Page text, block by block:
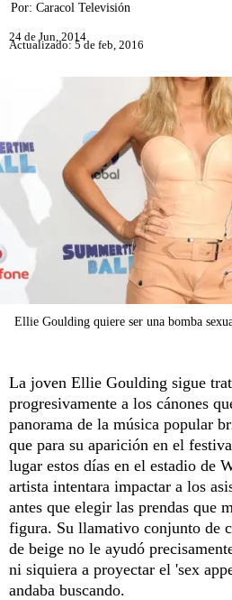
Por: Caracol Televisión
24 de Jun, 2014
Actualizado: 5 de feb, 2016
Ellie Goulding quiere ser una bomba
La joven Ellie Goulding sigue
progresivamente a los cánones
panorama de la música popular
que para su aparición en el
lugar estos días en el estadio de
artista intentara impactar a los
antes que elegir las prendas que
figura. Su llamativo conjunto de
de beige no le ayudó
ni siquiera a proyectar el 'sex
andaba buscando.